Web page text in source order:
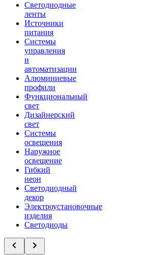
Светодиодные
ленты
Источники
питания
Системы
управления
и
автоматизации
Алюминиевые
профили
Функциональный
свет
Дизайнерский
свет
Системы
освещения
Наружное
освещение
Гибкий
неон
Светодиодный
декор
Электроустановочные
изделия
Светодиоды